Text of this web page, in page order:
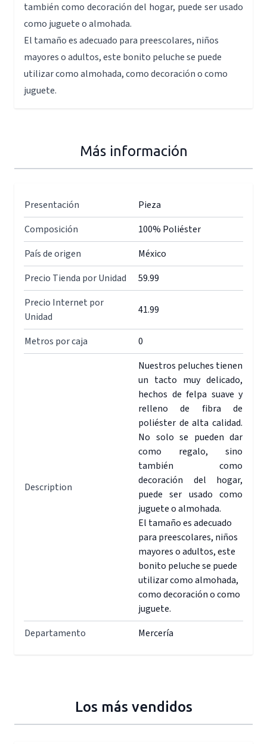
también como decoración del hogar, puede ser usado
como juguete o almohada.
El tamaño es adecuado para preescolares, niños
mayores o adultos, este bonito peluche se puede
utilizar como almohada, como decoración o como
juguete.
Más información
Presentación
Pieza
Composición
100% Poliéster
País de origen
México
Precio Tienda por Unidad
59.99
Precio Internet por
Unidad
41.99
Metros por caja 0
Description
Nuestros peluches tienen
un tacto muy delicado,
hechos de felpa suave y
relleno de fibra de
poliéster de alta calidad.
No solo se pueden dar
como regalo, sino
también como
decoración del hogar,
puede ser usado como
juguete o almohada.
El tamaño es adecuado
para preescolares, niños
mayores o adultos, este
bonito peluche se puede
utilizar como almohada,
como decoración o como
juguete.
Departamento
Mercería
Los más vendidos